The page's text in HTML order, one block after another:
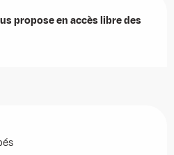
propose en accès libre des